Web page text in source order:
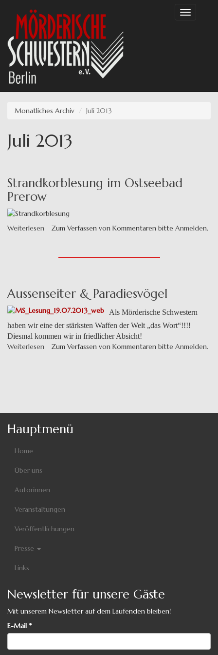
Inhalt
Toggle
Monatliches Archiv Juli 2013
Juli 2013
Strandkorblesung im Ostseebad
Prerow
Weiterlesen über
Ostseebad
Zum Verfassen von Kommentaren bitte Anmelden.
Aussenseiter & Paradiesvögel
Als Mörderische Schwestern
haben wir eine der stärksten Waffen der Welt „das Wort“!!!!
Diesmal kommen wir in friedlicher Absicht!
Weiterlesen über
Paradiesvögel
Zum Verfassen von Kommentaren bitte Anmelden.
Hauptmenü
Home
Über uns
Autorinnen
Veranstaltungen
Veröffentlichungen
Presse
Links
Newsletter für unsere Gäste
Mit unserem Newsletter auf dem Laufenden bleiben!
E-Mail *